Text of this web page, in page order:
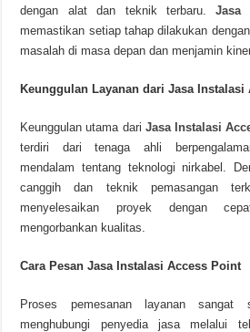
dengan alat dan teknik terbaru.Jasa
memastikan setiap tahap dilakukan
masalah di masa depan dan menjamin
Keunggulan Layanan dari Jasa Instalasi
Keunggulan utama dari Jasa Instalasi
terdiri dari tenaga ahli
mendalam tentang teknologi nirkabel.
canggih dan teknik pemasangan
menyelesaikan proyek dengan
mengorbankan kualitas.
Cara Pesan Jasa Instalasi Access Point
Proses pemesanan layanan sangat
menghubungi penyedia jasa melalui